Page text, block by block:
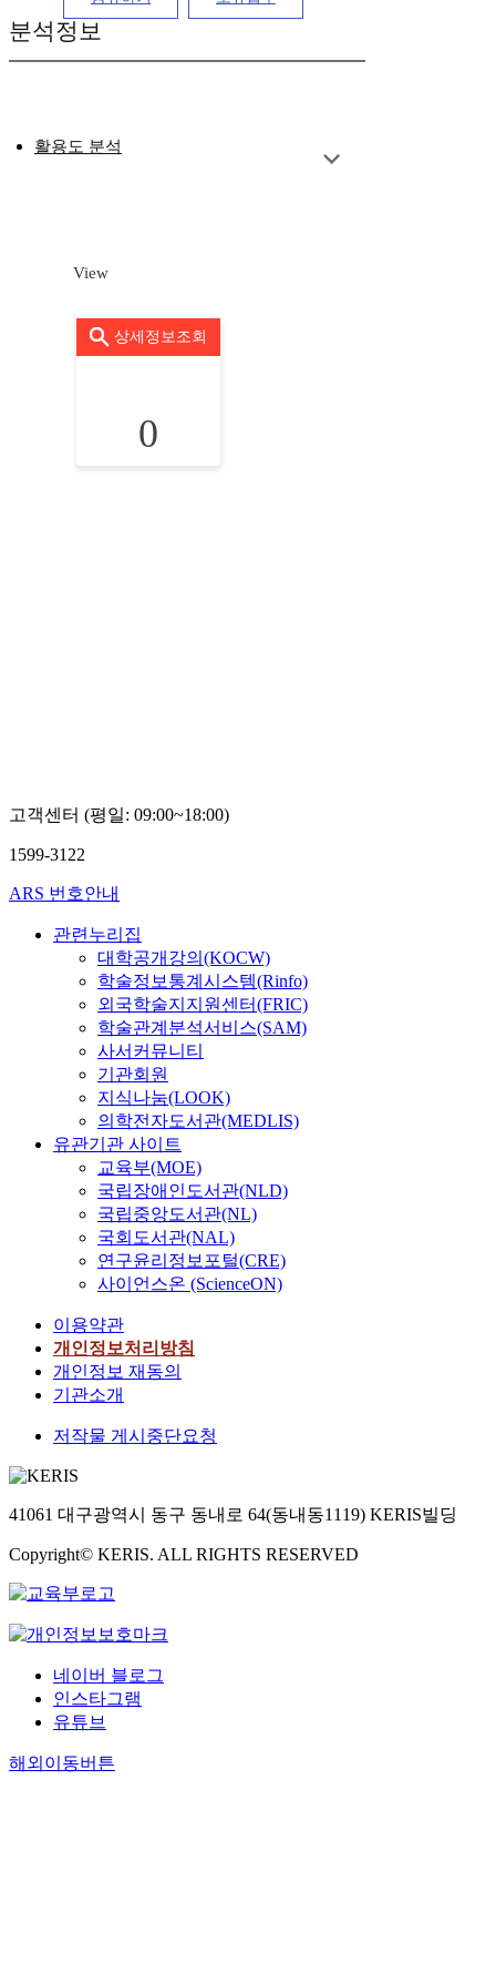
분석정보
활용도 분석
View
상세정보조회
0
고객센터 (평일: 09:00~18:00)
1599-3122
ARS 번호안내
관련누리집
대학공개강의(KOCW)
학술정보통계시스템(Rinfo)
외국학술지지원센터(FRIC)
학술관계분석서비스(SAM)
사서커뮤니티
기관회원
지식나눔(LOOK)
의학전자도서관(MEDLIS)
유관기관 사이트
교육부(MOE)
국립장애인도서관(NLD)
국립중앙도서관(NL)
국회도서관(NAL)
연구윤리정보포털(CRE)
사이언스온 (ScienceON)
이용약관
개인정보처리방침
개인정보 재동의
기관소개
저작물 게시중단요청
41061 대구광역시 동구 동내로 64(동내동1119) KERIS빌딩
Copyright© KERIS. ALL RIGHTS RESERVED
네이버 블로그
인스타그램
유튜브
해외이동버튼